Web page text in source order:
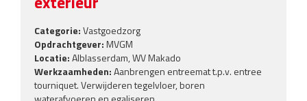
Categorie:Vastgoedzorg
Opdrachtgever:MVGM
Locatie:Alblasserdam, WV Makado
Werkzaamheden:Aanbrengen entreemat t.p.v. entree
tourniquet. Verwijderen tegelvloer, boren